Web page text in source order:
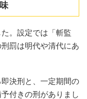
。設定では「斬監
罰は明代や清代にあ
決刑と、一定期間の
付きの刑がありまし